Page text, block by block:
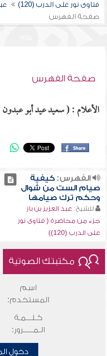
فتاوى نور على الدرب (120)
صفحة الفهرس
صفحة الفهرس
الأعلام : ( سعيد عيد أبو عبدون
الفهرس:كيفية
صيام الست من شوال
وحكم ترك صيامها
للشيخ: عبد العزيز بن باز
جزء من محاضرة ( فتاوى نور
على الدرب (120))
مكتبتك الصوتية
اسم
المستخدم:
كـلـــمـة
الـمـــــرور:
دخول